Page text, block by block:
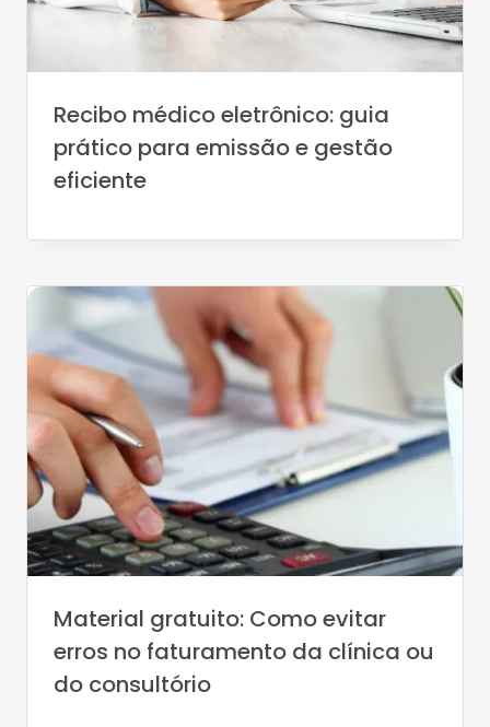
Recibo médico eletrônico: guia
prático para emissão e gestão
eficiente
Material gratuito: Como evitar
erros no faturamento da clínica ou
do consultório